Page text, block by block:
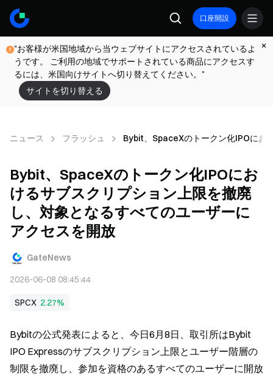
口座開設
"お客様が米国地域から当ウェブサイトにアクセスされているよ
うです。 ご利用の地域でサポートされている商品にアクセスす
るには、米国向けサイトへ切り替えてください。"
サイトを切り替える
ニュース フラッシュ Bybit、SpaceXのトークン化IPOにお
Bybit、SpaceXのトークン化IPOにお
けるサブスクリプション上限を撤廃
し、対象となるすべてのユーザーに
アクセスを開放
GateNews
2026-06-08 08:45:44
SPCX 2.27%
Bybitの公式発表によると、今日6月8日、取引所はBybit
IPO Expressのサブスクリプション上限とユーザー階層の
制限を撤廃し、参加を資格のあるすべてのユーザーに開放